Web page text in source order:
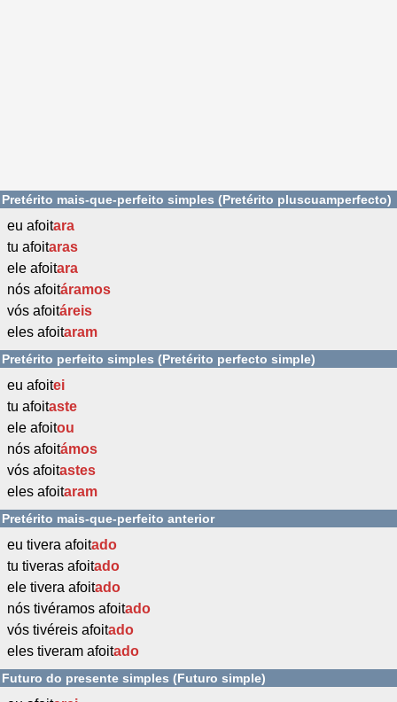
Pretérito mais-que-perfeito simples (Pretérito pluscuamperfecto)
eu afoitara
tu afoitaras
ele afoitara
nós afoitáramos
vós afoitáreis
eles afoitaram
Pretérito perfeito simples (Pretérito perfecto simple)
eu afoitei
tu afoitaste
ele afoitou
nós afoitámos
vós afoitastes
eles afoitaram
Pretérito mais-que-perfeito anterior
eu tivera afoitado
tu tiveras afoitado
ele tivera afoitado
nós tivéramos afoitado
vós tivéreis afoitado
eles tiveram afoitado
Futuro do presente simples (Futuro simple)